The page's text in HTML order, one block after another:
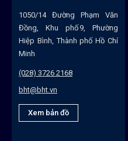
1050/14 Đường Phạm Văn
Đồng, Khu phố 9, Phường
Hiệp Bình, Thành phố Hồ Chí
Minh
(028) 3726 2168
bht@bht.vn
Xem bản đồ